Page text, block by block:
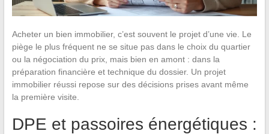
Acheter un bien immobilier, c’est souvent le projet d’une vie. Le
piège le plus fréquent ne se situe pas dans le choix du quartier
ou la négociation du prix, mais bien en amont : dans la
préparation financière et technique du dossier. Un projet
immobilier réussi repose sur des décisions prises avant même
la première visite.
DPE et passoires énergétiques :